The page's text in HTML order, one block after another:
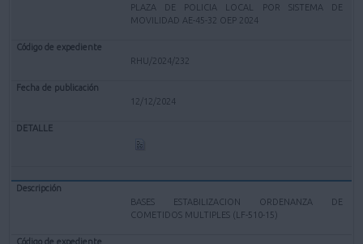
PLAZA DE POLICIA LOCAL POR SISTEMA DE
MOVILIDAD AE-45-32 OEP 2024
RHU/2024/232
12/12/2024
BASES ESTABILIZACION ORDENANZA DE
COMETIDOS MULTIPLES (LF-510-15)